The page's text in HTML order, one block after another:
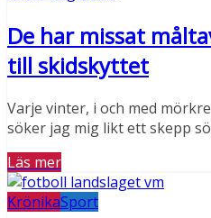
De har missat
till skidskyttet
Varje vinter, i och med
söker jag mig likt ett skepp
Läs mer
KrönikaSport